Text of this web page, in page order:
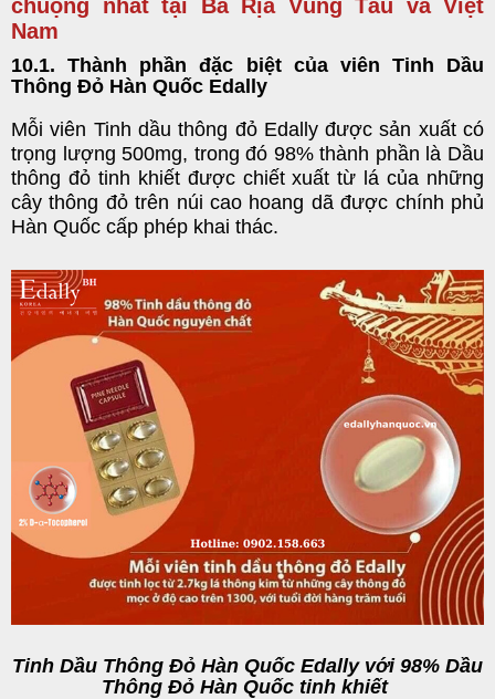
chuộng nhất tại Bà Rịa Vũng Tàu và Việt
Nam
10.1. Thành phần đặc biệt của viên Tinh Dầu
Thông Đỏ Hàn Quốc Edally
Mỗi viên Tinh dầu thông đỏ Edally được sản xuất có
trọng lượng 500mg, trong đó 98% thành phần là Dầu
thông đỏ tinh khiết được chiết xuất từ lá của những
cây thông đỏ trên núi cao hoang dã được chính phủ
Hàn Quốc cấp phép khai thác.
Tinh Dầu Thông Đỏ Hàn Quốc Edally với 98% Dầu
Thông Đỏ Hàn Quốc tinh khiết